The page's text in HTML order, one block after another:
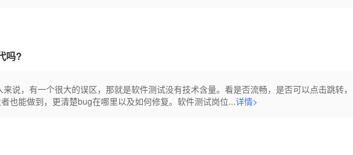
吗?
说，有一个很大的误区，那就是软件测试没有技术含量。看是否流畅，是否可以点击跳转，
也能做到，更清楚bug在哪里以及如何修复。软件测试岗位...详情>